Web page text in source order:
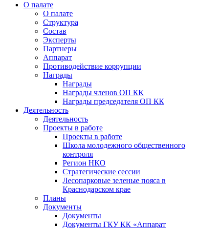
О палате
О палате
Структура
Состав
Эксперты
Партнеры
Аппарат
Противодействие коррупции
Награды
Награды
Награды членов ОП КК
Награды председателя ОП КК
Деятельность
Деятельность
Проекты в работе
Проекты в работе
Школа молодежного общественного
контроля
Регион НКО
Стратегические сессии
Лесопарковые зеленые пояса в
Краснодарском крае
Планы
Документы
Документы
Документы ГКУ КК «Аппарат